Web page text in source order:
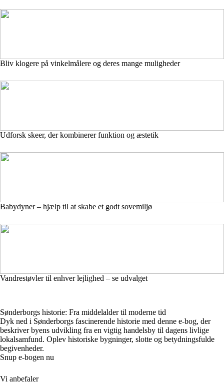
Bliv klogere på vinkelmålere og deres mange muligheder
Udforsk skeer, der kombinerer funktion og æstetik
Babydyner – hjælp til at skabe et godt sovemiljø
Vandrestøvler til enhver lejlighed – se udvalget
Sønderborgs historie: Fra middelalder til moderne tid
Dyk ned i Sønderborgs fascinerende historie med denne e-bog, der
beskriver byens udvikling fra en vigtig handelsby til dagens livlige
lokalsamfund. Oplev historiske bygninger, slotte og betydningsfulde
begivenheder.
Snup e-bogen nu
Vi anbefaler